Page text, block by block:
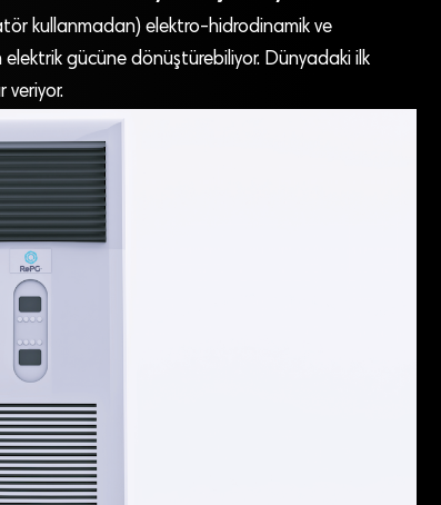
kullanmadan) elektro-hidrodinamik ve
gücüne dönüştürebiliyor. Dünyadaki ilk
veriyor.